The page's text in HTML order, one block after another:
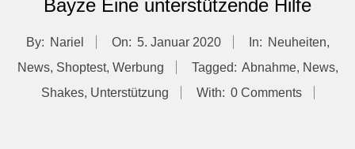
Bayze Eine unterstützende Hilfe
By: Nariel On: 5. Januar 2020 In: Neuheiten,
News, Shoptest, Werbung Tagged: Abnahme, News,
Shakes, Unterstützung With: 0 Comments